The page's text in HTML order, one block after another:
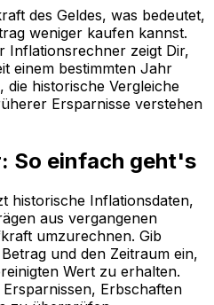
des Geldes, was bedeutet,
weniger kaufen kannst.
Inflationsrechner zeigt Dir,
einem bestimmten Jahr
die historische Vergleiche
Ersparnisse verstehen
So einfach geht's
historische Inflationsdaten,
aus vergangenen
umzurechnen. Gib
und den Zeitraum ein,
Wert zu erhalten.
Erbschaften